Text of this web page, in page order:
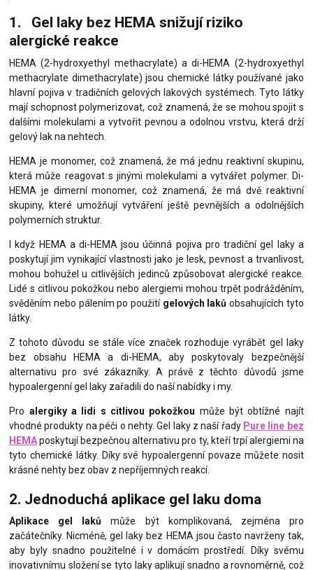
1. Gel laky bez HEMA snižují riziko
alergické reakce
HEMA (2-hydroxyethyl methacrylate) a di-HEMA (2-hydroxyethyl
methacrylate dimethacrylate) jsou chemické látky používané jako
hlavní pojiva v tradičních gelových lakových systémech. Tyto látky
mají schopnost polymerizovat, což znamená, že se mohou spojit s
dalšími molekulami a vytvořit pevnou a odolnou vrstvu, která drží
gelový lak na nehtech.
HEMA je monomer, což znamená, že má jednu reaktivní skupinu,
která může reagovat s jinými molekulami a vytvářet polymer. Di-
HEMA je dimerní monomer, což znamená, že má dvě reaktivní
skupiny, které umožňují vytváření ještě pevnějších a odolnějších
polymerních struktur.
I když HEMA a di-HEMA jsou účinná pojiva pro tradiční gel laky a
poskytují jim vynikající vlastnosti jako je lesk, pevnost a trvanlivost,
mohou bohužel u citlivějších jedinců způsobovat alergické reakce.
Lidé s citlivou pokožkou nebo alergiemi mohou trpět podrážděním,
svěděním nebo pálením po použití gelových laků obsahujících tyto
látky.
Z tohoto důvodu se stále více značek rozhoduje vyrábět gel laky
bez obsahu HEMA a di-HEMA, aby poskytovaly bezpečnější
alternativu pro své zákazníky. A právě z těchto důvodů jsme
hypoalergenní gel laky zařadili do naší nabídky i my.
Pro alergiky a lidi s citlivou pokožkou může být obtížné najít
vhodné produkty na péči o nehty. Gel laky z naší řady Pure line bez
HEMAposkytují bezpečnou alternativu pro ty, kteří trpí alergiemi na
tyto chemické látky. Díky své hypoalergenní povaze můžete nosit
krásné nehty bez obav z nepříjemných reakcí.
2. Jednoduchá aplikace gel laku doma
Aplikace gel laků může být komplikovaná, zejména pro
začátečníky. Nicméně, gel laky bez HEMA jsou často navrženy tak,
aby byly snadno použitelné i v domácím prostředí. Díky svému
inovativnímu složení se tyto laky aplikují snadno a rovnoměrně, což